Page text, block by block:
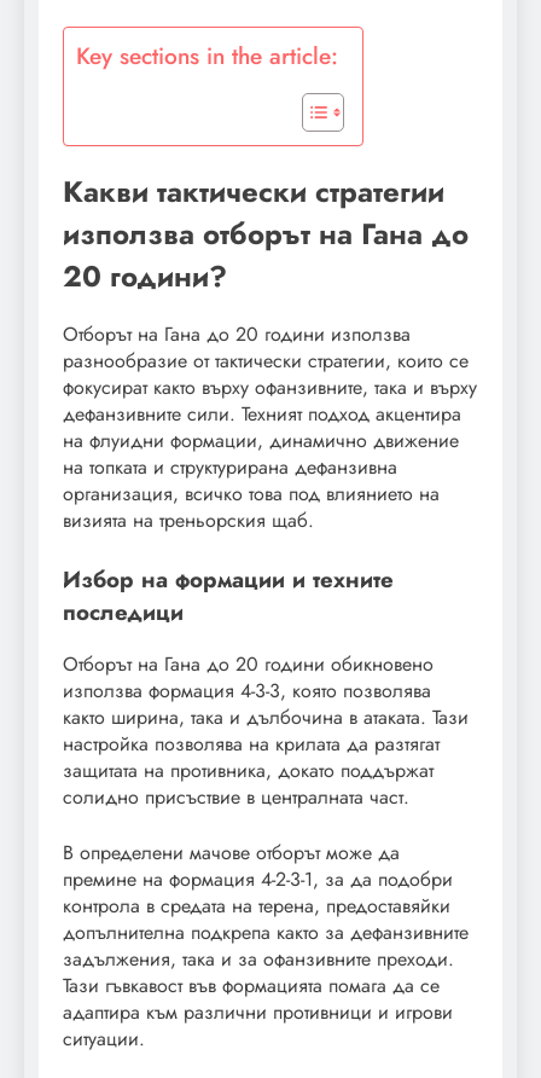
Key sections in the article:
Какви тактически стратегии
използва отборът на Гана до
20 години?
Отборът на Гана до 20 години използва
разнообразие от тактически стратегии, които се
фокусират както върху офанзивните, така и върху
дефанзивните сили. Техният подход акцентира
на флуидни формации, динамично движение
на топката и структурирана дефанзивна
организация, всичко това под влиянието на
визията на треньорския щаб.
Избор на формации и техните
последици
Отборът на Гана до 20 години обикновено
използва формация 4-3-3, която позволява
както ширина, така и дълбочина в атаката. Тази
настройка позволява на крилата да разтягат
защитата на противника, докато поддържат
солидно присъствие в централната част.
В определени мачове отборът може да
премине на формация 4-2-3-1, за да подобри
контрола в средата на терена, предоставяйки
допълнителна подкрепа както за дефанзивните
задължения, така и за офанзивните преходи.
Тази гъвкавост във формацията помага да се
адаптира към различни противници и игрови
ситуации.